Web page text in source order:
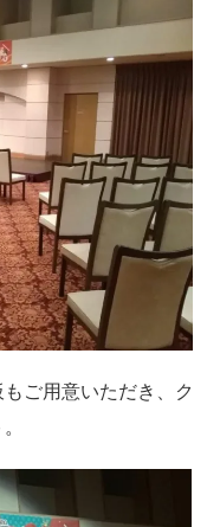
ご用意いただき、ク